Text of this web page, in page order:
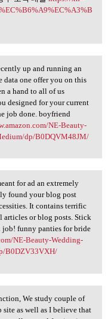
recently
up and running an
data one offer you on this
a hand to all of us
designed for your current
job done. boyfriend
NE-Beauty-
dp/B0DQVM48JM/
meant for
for ad an extremely
found your blog post
It contains terrific
articles or blog posts. Stick
funny panties for bride
NE-Beauty-Wedding-
B0DZV33VXH/
function,
We study couple of
site as well as I believe that